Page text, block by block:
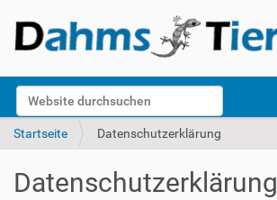
Website durchsuchen
k
Startseite Datenschutzerklärung
Datenschutzerklärung